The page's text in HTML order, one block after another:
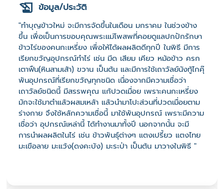
ข้อมูล/ประวัติ
"ทำบุญข้าวใหม่ จะมีการจัดขึ้นในเดือน มกราคม ในช่วงข้าง
ขึ้น เพื่อเป็นการขอบคุณพระเเม่โพสพที่คอยดูแลปกปักรักษา
ข้าวไร่ของคนกะเหรี่ยง เพื่อให้ได้ผลผลิตดีทุกปี ในพิธี มีการ
เรียกขวัญอุปกรณ์ทำไร่ เช่น มีด เสียม เคียว หม้อข้าว ครก
เตาฟืน(หินสามเส้า) ขวาน เป็นต้น และมีการใช้เถาวัลย์นังทู้ไกคุ๊
พันอุปกรณ์ที่เรียกขวัญทุกชนิด เนื่องจากมีความเชื่อว่า
เถาวัลย์ชนิดนี้ มีสรรพคุณ แก้ปวดเมื่อย เพราะคนกะเหรี่ยง
มักจะใช้มาตำแล้วผสมเหล้า แล้วนำมาโปะส่วนที่ปวดเมื่อยตาม
ร่างกาย จึงใช้หลักความเชื่อนี้ มาใช้พันอุปกรณ์ เพราะมีความ
เชื่อว่า อุปกรณ์เหล่านี้ ได้ทำงานมาทั้งปี นอกจากนั้น จะมี
การนำผลผลิตในไร่ เช่น ข้าวพันธุ์ต่างๆ แตงเปรี้ยว แตงไทย
มะเขือลาย มะแว้ง(ดงคะบัง) มะระป่า เป็นต้น มาวางในพิธี "